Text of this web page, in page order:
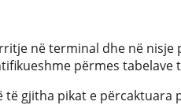
në terminal dhe në nisje
përmes tabelave
të gjitha pikat e përcaktuara